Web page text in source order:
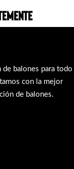
de balones para todo
con la mejor
de balones.